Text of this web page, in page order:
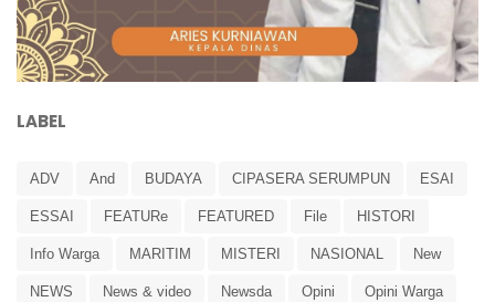
LABEL
ADV And BUDAYA CIPASERA SERUMPUN ESAI
ESSAI FEATURe FEATURED File HISTORI
Info Warga MARITIM MISTERI NASIONAL New
NEWS News & video Newsda Opini Opini Warga